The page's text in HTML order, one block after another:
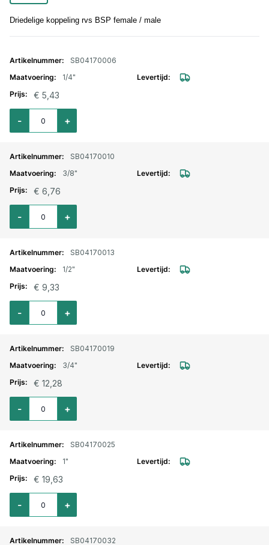
Driedelige koppeling rvs BSP female / male
SB04170006
1/4"
€ 5,43
Aantal voor Driedelige koppeling RVS nr. 341 bi. bu. 1/4"
+
-
SB04170010
3/8"
€ 6,76
Aantal voor Driedelige koppeling RVS nr. 341 bi. bu. 3/8"
+
-
SB04170013
1/2"
€ 9,33
Aantal voor Driedelige koppeling RVS nr. 341 bi. bu. 1/2"
+
-
SB04170019
3/4"
€ 12,28
Aantal voor Driedelige koppeling RVS nr. 341 bi. bu. 3/4"
+
-
SB04170025
1"
€ 19,63
Aantal voor Driedelige koppeling RVS nr. 341 bi. bu. 1"
+
-
SB04170032